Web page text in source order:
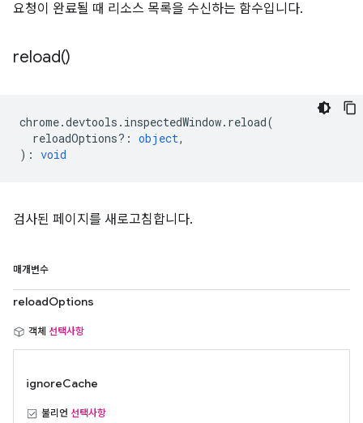
요청이 완료될 때 리소스 목록을 수신하는 함수입니다.
reload()
chrome.devtools . inspectedWindow. reload(
reloadOptions? : object,
) : void
검사된 페이지를 새로고침합니다.
매개변수
reloadOptions
객체 선택사항
ignoreCache
불리언 선택사항